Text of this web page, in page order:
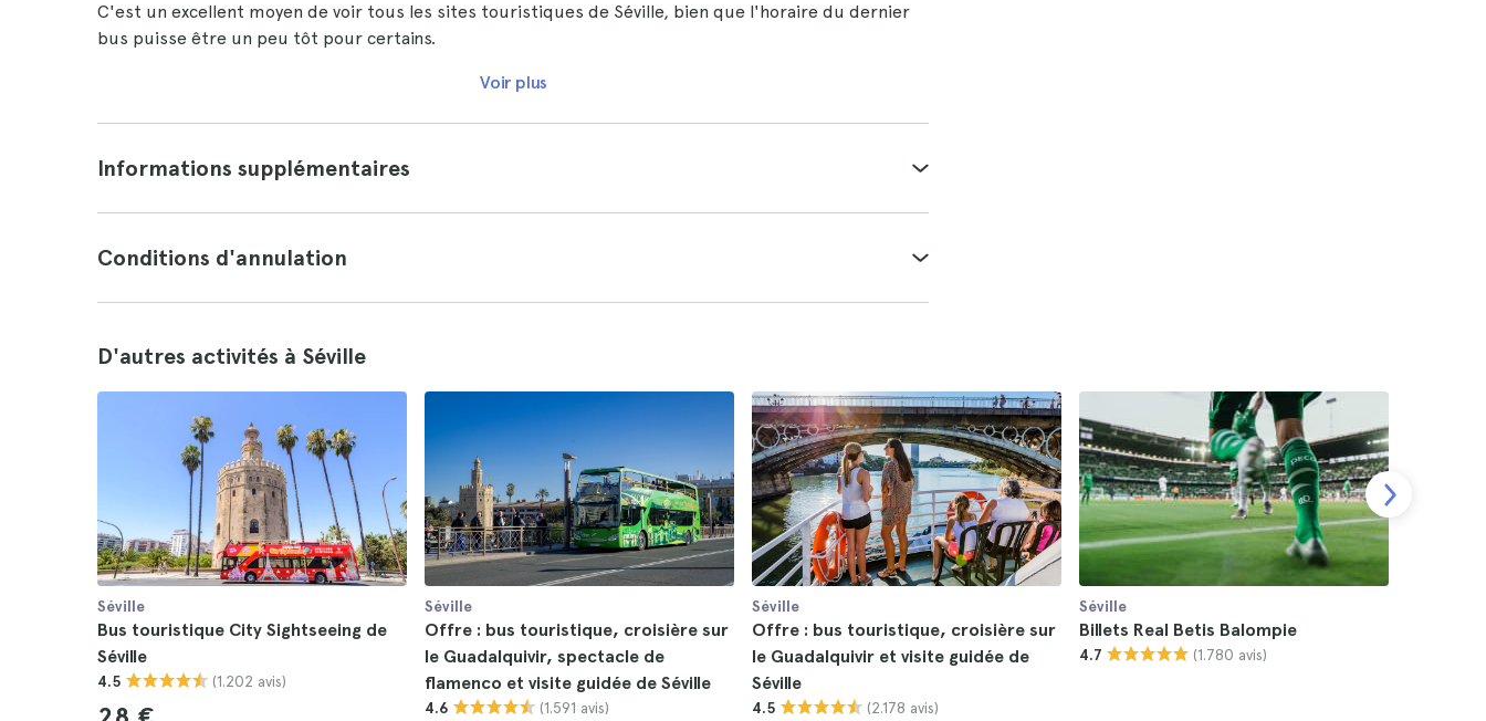
C'est un excellent moyen de voir tous les sites touristiques de Séville, bien que l'horaire du dernier
bus puisse être un peu tôt pour certains.
Voir plus
Informations supplémentaires
Conditions d'annulation
D'autres activités à Séville
Séville
Bus touristique City Sightseeing de
Séville
4.5 (1.202 avis)
Séville
Offre : bus touristique, croisière sur
le Guadalquivir, spectacle de
flamenco et visite guidée de Séville
4.6 (1.591 avis)
Séville
Offre : bus touristique, croisière sur
le Guadalquivir et visite guidée de
Séville
4.5 (2.178 avis)
Séville
Billets Real Betis Balompie
4.7 (1.780 avis)